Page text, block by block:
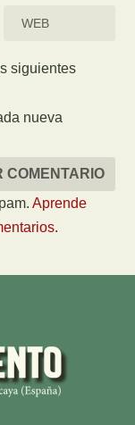
siguientes
nueva
Aprende